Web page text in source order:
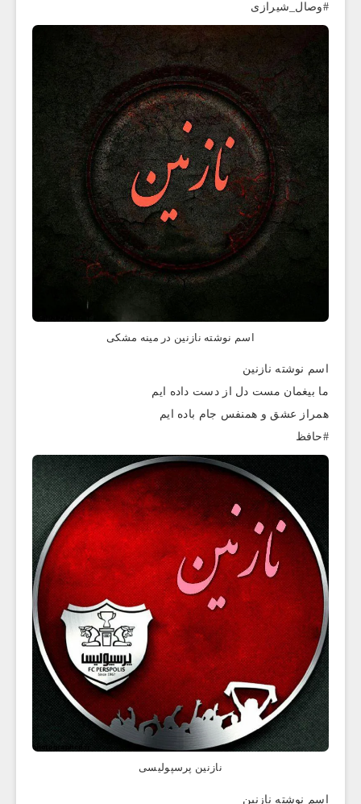
#وصال_شیرازی
اسم نوشته نازنین در مینه مشکی
اسم نوشته نازنین
ما بیغمان مست دل از دست داده ایم
همراز عشق و همنفس جام باده ایم
#حافظ
نازنین پرسپولیسی
اسم نوشته نازنین